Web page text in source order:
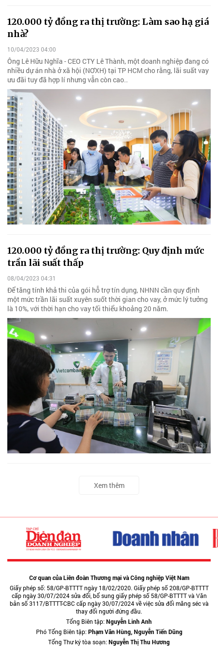
120.000 tỷ đồng ra thị trường: Làm sao hạ giá
nhà?
10/04/2023 04:00
Ông Lê Hữu Nghĩa - CEO CTY Lê Thành, một doanh nghiệp đang có
nhiều dự án nhà ở xã hội (NƠXH) tại TP HCM cho rằng, lãi suất vay
ưu đãi tuy đã hợp lí nhưng vẫn còn cao..
120.000 tỷ đồng ra thị trường: Quy định mức
trần lãi suất thấp
08/04/2023 04:31
Để tăng tính khả thi của gói hỗ trợ tín dụng, NHNN cần quy định
một mức trần lãi suất xuyên suốt thời gian cho vay, ở mức lý tưởng
là 10%, với thời hạn cho vay tối thiểu khoảng 20 năm.
Xem thêm
Cơ quan của Liên đoàn Thương mại và Công nghiệp Việt Nam
Giấy phép số: 58/GP-BTTTT ngày 18/02/2020. Giấy phép số 208/GP-BTTTT
cấp ngày 30/07/2024 sửa đổi, bổ sung giấy phép số 58/GP-BTTTT và Văn
bản số 3117/BTTTT-CBC cấp ngày 30/07/2024 về việc sửa đổi măng séc và
thay đổi người đứng đầu.
Tổng Biên tập:Nguyễn Linh Anh
Phó Tổng Biên tập:Phạm Văn Hùng, Nguyễn Tiến Dũng
Tổng Thư ký tòa soạn:Nguyễn Thị Thu Hương